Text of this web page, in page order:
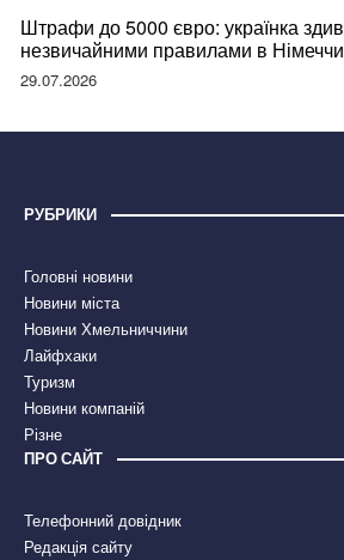
Штрафи до 5000 євро: українка
незвичайними правилами в
правдою
29.07.2026
РУБРИКИ
Головні новини
Новини міста
Новини Хмельниччини
Лайфхаки
Туризм
Новини компаній
Різне
ПРО САЙТ
Телефонний довідник
Редакція сайту